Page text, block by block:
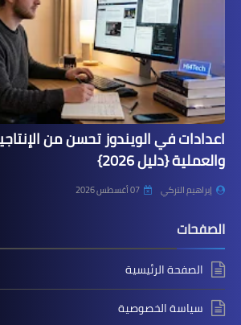
اعدادات في الويندوز تحسن من
والعملية {دليل 2026}
إبراهيم التركي 07 أغسطس 2026
الصفحات
الصفحة الرئيسية
سياسة الخصوصية